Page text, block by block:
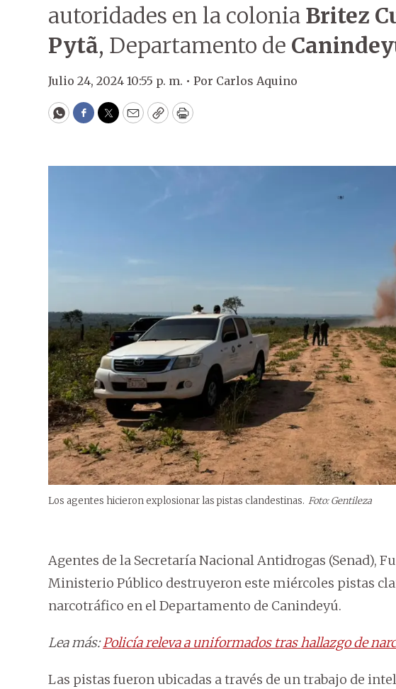
autoridades en la colonia Britez
Pytã, Departamento de
Julio 24, 2024 10:55 p. m. • Por Carlos Aquino
WhatsApp
Facebook
Twitter
EmailCopyPrint
Los agentes hicieron explosionar las pistas clandestinas. Foto: Gentileza
Agentes de la Secretaría Nacional Antidrogas (Senad),
Ministerio Público destruyeron este miércoles pistas
narcotráfico en el Departamento de Canindeyú.
Lea más:Policía releva a uniformados tras hallazgo de
Las pistas fueron ubicadas a través de un trabajo de